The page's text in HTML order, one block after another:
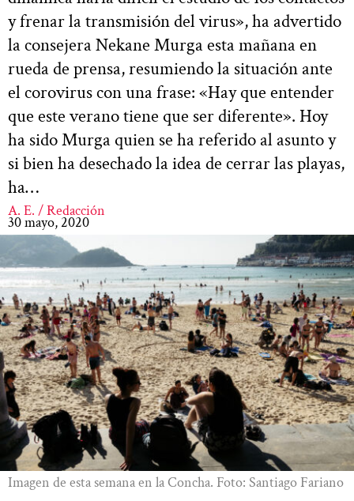
y frenar la transmisión del virus», ha advertido
la consejera Nekane Murga esta mañana en
rueda de prensa, resumiendo la situación ante
el corovirus con una frase: «Hay que entender
que este verano tiene que ser diferente». Hoy
ha sido Murga quien se ha referido al asunto y
si bien ha desechado la idea de cerrar las playas,
ha…
A. E. / Redacción
30 mayo, 2020
Imagen de esta semana en la Concha. Foto: Santiago Fariano